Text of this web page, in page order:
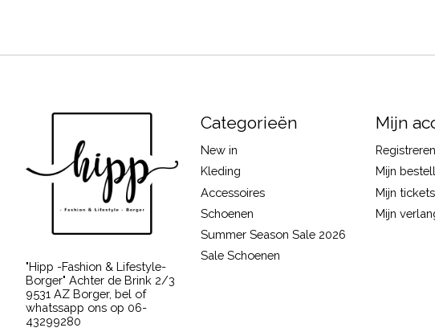
"Hipp -Fashion & Lifestyle-
Borger" Achter de Brink 2/3
9531 AZ Borger, bel of
whatssapp ons op 06-
43299280
Categorieën
New in
Kleding
Accessoires
Schoenen
Summer Season Sale 2026
Sale Schoenen
Mijn
Registreren
Mijn
Mijn tickets
Mijn